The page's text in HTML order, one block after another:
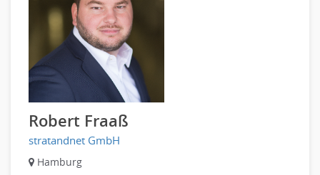
Pharmaberater
Telesales
Verkauf (Handel)
Robert Fraaß
stratandnet GmbH
Hamburg